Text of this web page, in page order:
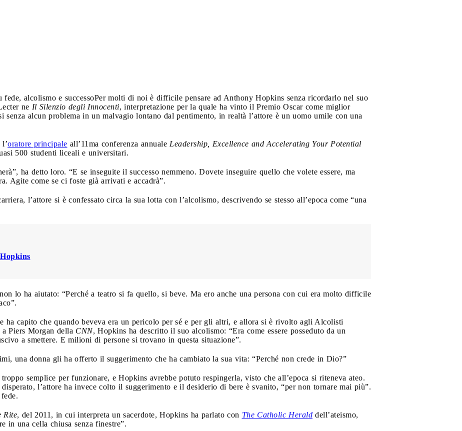
alcolismo e successoPer molti di noi è difficile pensare ad Anthony Hopkins senza ricordarlo nel suo
ne Il Silenzio degli Innocenti, interpretazione per la quale ha vinto il Premio Oscar come miglior
senza alcun problema in un malvagio lontano dal pentimento, in realtà l’attore è un uomo umile con una
oratore principale all’11ma conferenza annuale Leadership, Excellence and Accelerating Your Potential
500 studenti liceali e universitari.
ha detto loro. “E se inseguite il successo nemmeno. Dovete inseguire quello che volete essere, ma
Agite come se ci foste già arrivati e accadrà”.
l’attore si è confessato circa la sua lotta con l’alcolismo, descrivendo se stesso all’epoca come “una
lo ha aiutato: “Perché a teatro si fa quello, si beve. Ma ero anche una persona con cui era molto difficile
ha capito che quando beveva era un pericolo per sé e per gli altri, e allora si è rivolto agli Alcolisti
a Piers Morgan della CNN, Hopkins ha descritto il suo alcolismo: “Era come essere posseduto da un
a smettere. E milioni di persone si trovano in questa situazione”.
una donna gli ha offerto il suggerimento che ha cambiato la sua vita: “Perché non crede in Dio?”
semplice per funzionare, e Hopkins avrebbe potuto respingerla, visto che all’epoca si riteneva ateo.
l’attore ha invece colto il suggerimento e il desiderio di bere è svanito, “per non tornare mai più”.
Rite, del 2011, in cui interpreta un sacerdote, Hopkins ha parlato con The Catholic Herald dell’ateismo,
in una cella chiusa senza finestre”.